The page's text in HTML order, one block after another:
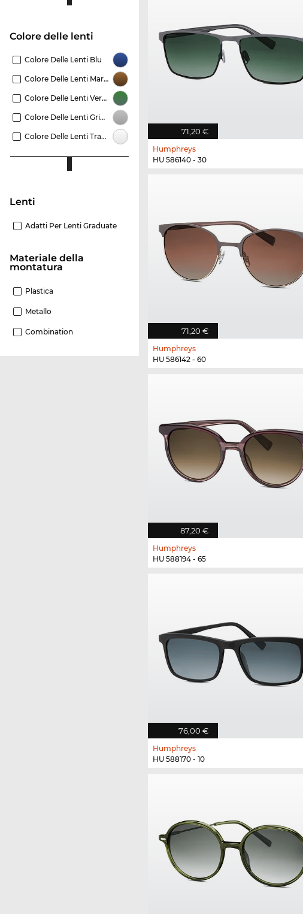
Colore delle lenti
Colore Delle Lenti Blu
Colore Delle Lenti Marrone
Colore Delle Lenti Verde
Colore Delle Lenti Grigio
Colore Delle Lenti Trasparente
Lenti
Adatti Per Lenti Graduate
Materiale della
montatura
Plastica
Metallo
Combination
71,20 €
Humphreys
HU 586140 - 30
71,20 €
Humphreys
HU 586142 - 60
87,20 €
Humphreys
HU 588194 - 65
76,00 €
Humphreys
HU 588170 - 10